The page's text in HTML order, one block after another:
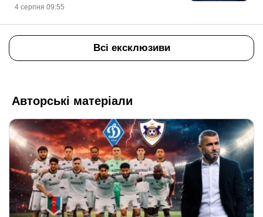
4 серпня 09:55
Всі ексклюзиви
Авторські матеріали